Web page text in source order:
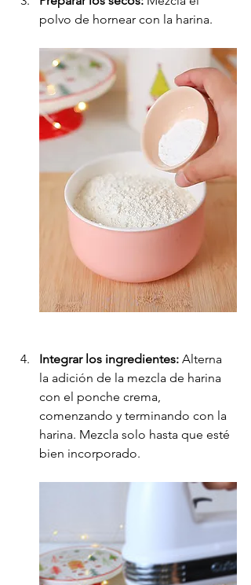
polvo de hornear con la harina.
Integrar los ingredientes: Alterna
la adición de la mezcla de harina
con el ponche crema,
comenzando y terminando con la
harina. Mezcla solo hasta que esté
bien incorporado.